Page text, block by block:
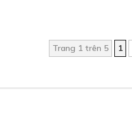
Trang 1 trên 5 1